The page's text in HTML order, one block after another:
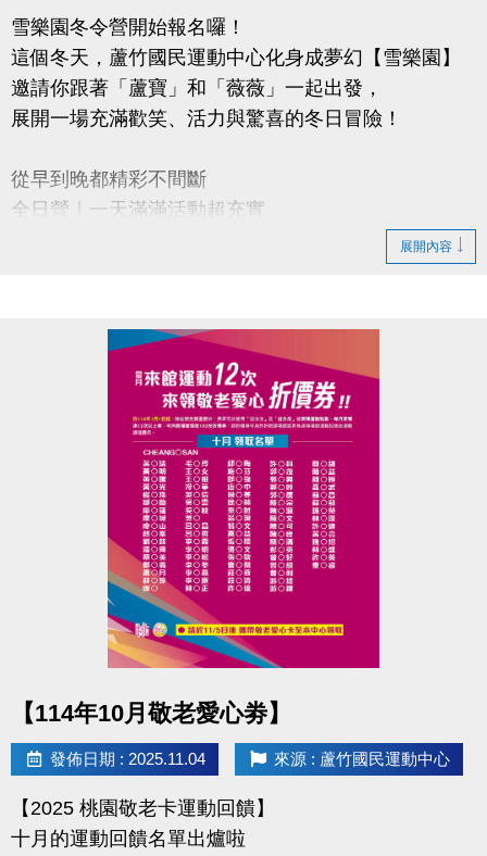
雪樂園冬令營開始報名囉！
這個冬天，蘆竹國民運動中心化身成夢幻【雪樂園】
邀請你跟著「蘆寶」和「薇薇」一起出發，
展開一場充滿歡笑、活力與驚喜的冬日冒險！
從早到晚都精彩不間斷
全日營｜一天滿滿活動超充實
單項營｜羽球、桌球、籃球、壁球、匹克球、游泳項
即日起～114/11/30(日)前報名任一梯 88 折
114/12/1(一)～12/31(三) 報名任一梯 9 折
【加碼優惠】
臨櫃報名享多堂優惠，兩梯享 9 折、三梯享 88 折優惠
地點｜蘆竹國民運動中心
球館專線｜03-263-9066 #115、116
快來和蘆寶、薇薇一起在雪樂園裡開心奔跑、勇敢挑
戰、創造回憶吧！
薇 #暖冬冒險
展開內容
【114年10月敬老愛心劵】
發佈日期 : 2025.11.04 來源 : 蘆竹國民運動中心
【2025 桃園敬老卡運動回饋】
十月的運動回饋名單出爐啦